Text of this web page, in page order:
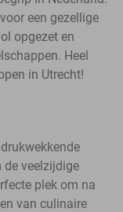
een gezellige
opgezet en
Heel
in Utrecht!
de veelzijdige
plek om na
van culinaire